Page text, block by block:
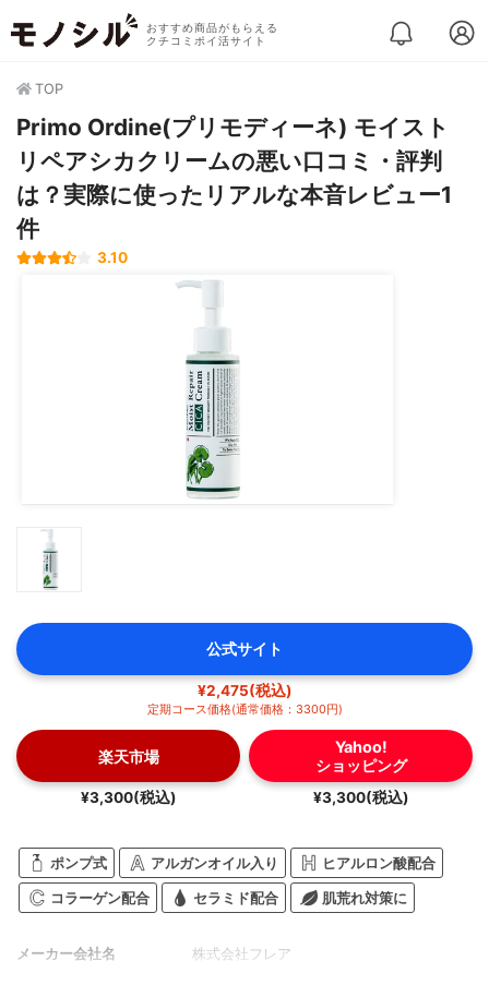
おすすめ商品がもらえる
クチコミポイ活サイト
TOP
Primo Ordine(プリモディーネ) モイスト
リペアシカクリームの悪い口コミ・評判
は？実際に使ったリアルな本音レビュー1
件
3.10
公式サイト
¥2,475(税込)
定期コース価格(通常価格：3300円)
楽天市場
¥3,300(税込)
Yahoo!
ショッピング
¥3,300(税込)
ポンプ式 アルガンオイル入り ヒアルロン酸配合
コラーゲン配合 セラミド配合 肌荒れ対策に
メーカー会社名 株式会社フレア